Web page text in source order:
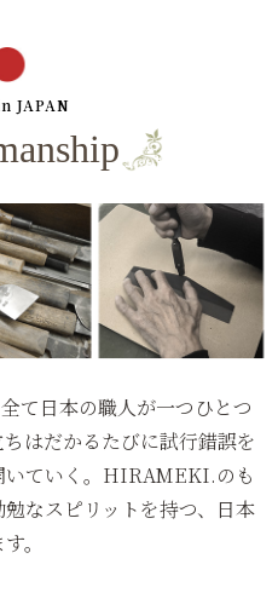
JAPAN
て日本の職人が一つひとつ
はだかるたびに試行錯誤を
いていく。HIRAMEKI.のも
なスピリットを持つ、日本
。